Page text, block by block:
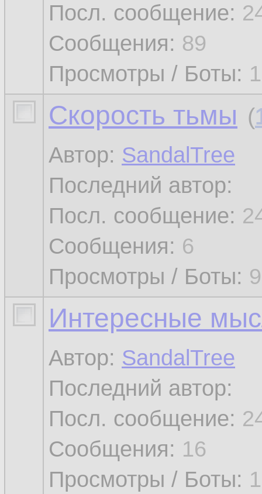
Посл. сообщение:
Сообщения: 89
Просмотры / Боты:
Скорость тьмы (
Автор: SandalTree
Последний автор:
Посл. сообщение:
Сообщения: 6
Просмотры / Боты:
Интересные
Автор: SandalTree
Последний автор:
Посл. сообщение:
Сообщения: 16
Просмотры / Боты: